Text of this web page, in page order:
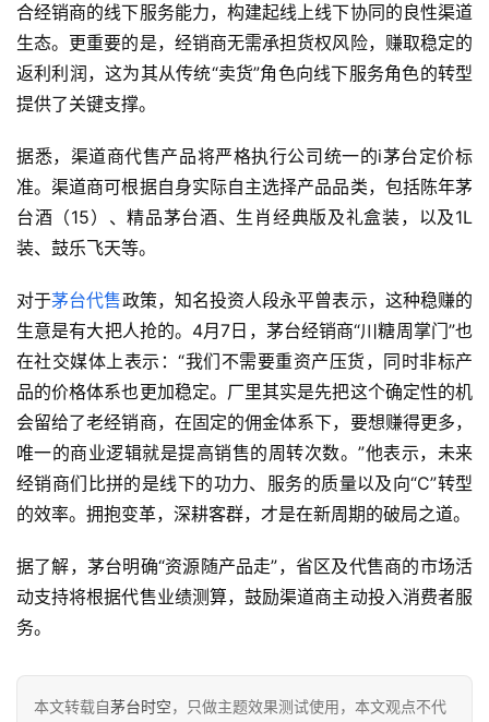
首
页
司
深
度
人
物
酒
观
活
动
动
登录 注册
合经销商的线下服务能力，构建起线上线下协同的良性渠道
生态。更重要的是，经销商无需承担货权风险，赚取稳定的
返利利润，这为其从传统“卖货”角色向线下服务角色的转型
提供了关键支撑。
据悉，渠道商代售产品将严格执行公司统一的i茅台定价标
准。渠道商可根据自身实际自主选择产品品类，包括陈年茅
台酒（15）、精品茅台酒、生肖经典版及礼盒装，以及1L
装、鼓乐飞天等。
对于茅台代售政策，知名投资人段永平曾表示，这种稳赚的
生意是有大把人抢的。 4月7日，茅台经销商“川糖周掌门”也
在社交媒体上表示：“我们不需要重资产压货，同时非标产
品的价格体系也更加稳定。厂里其实是先把这个确定性的机
会留给了老经销商，在固定的佣金体系下，要想赚得更多，
唯一的商业逻辑就是提高销售的周转次数。”他表示，未来
经销商们比拼的是线下的功力、服务的质量以及向“C”转型
的效率。拥抱变革，深耕客群，才是在新周期的破局之道。
据了解，茅台明确“资源随产品走”，省区及代售商的市场活
动支持将根据代售业绩测算，鼓励渠道商主动投入消费者服
务。
本文转载自茅台时空，只做主题效果测试使用，本文观点不代